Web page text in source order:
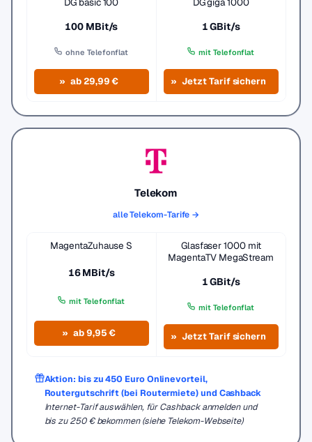
100 MBit/s
ohne Telefonflat
ab 29,99 €
1 GBit/s
mit Telefonflat
Jetzt Tarif sichern
Telekom
alle Telekom-Tarife →
MagentaZuhause S
16 MBit/s
mit Telefonflat
ab 9,95 €
Glasfaser 1000 mit
MagentaTV MegaStream
1 GBit/s
mit Telefonflat
Jetzt Tarif sichern
Aktion: bis zu 450 Euro Onlinevorteil,
Routergutschrift (bei Routermiete) und Cashback
Internet-Tarif auswählen, für Cashback anmelden und
bis zu 250 € bekommen (siehe Telekom-Webseite)